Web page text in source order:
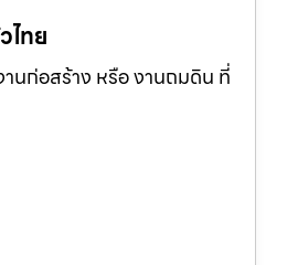
ไทย
นก่อสร้าง หรือ งานถมดิน ที่